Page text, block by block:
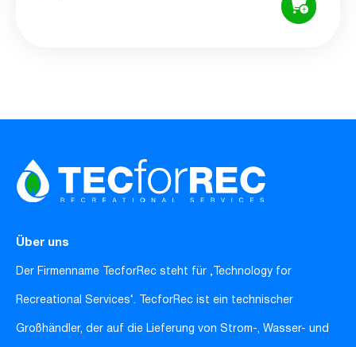
Über uns
Der Firmenname TecforRec steht für ‚Technology for
Recreational Services‘. TecforRec ist ein technischer
Großhändler, der auf die Lieferung von Strom-, Wasser- und